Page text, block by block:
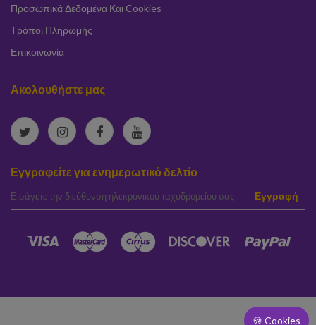
Προσωπικά Δεδομένα Και Cookies
Τρόποι Πληρωμής
Επικοινωνία
Ακολουθήστε μας
Εγγραφείτε για ενημερωτικό δελτίο
elta Εγγραφή
🍪 Cookies